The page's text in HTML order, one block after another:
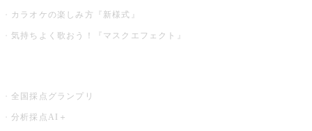
カラオケの楽しみ方『新様式』
気持ちよく歌おう！『マスクエフェクト』
全国採点グランプリ
分析採点AI＋